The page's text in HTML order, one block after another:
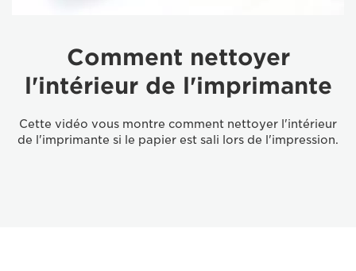
Comment nettoyer
l'intérieur de l'imprimante
Cette vidéo vous montre comment nettoyer l'intérieur
de l'imprimante si le papier est sali lors de l'impression.